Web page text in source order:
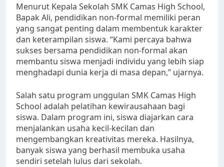
Menurut Kepala Sekolah SMK Camas High School,
Bapak Ali, pendidikan non-formal memiliki peran
yang sangat penting dalam membentuk karakter
dan keterampilan siswa. “Kami percaya bahwa
sukses bersama pendidikan non-formal akan
membantu siswa menjadi individu yang lebih siap
menghadapi dunia kerja di masa depan,” ujarnya.
Salah satu program unggulan SMK Camas High
School adalah pelatihan kewirausahaan bagi
siswa. Dalam program ini, siswa diajarkan cara
menjalankan usaha kecil-kecilan dan
mengembangkan kreativitas mereka. Hasilnya,
banyak siswa yang berhasil membuka usaha
sendiri setelah lulus dari sekolah.